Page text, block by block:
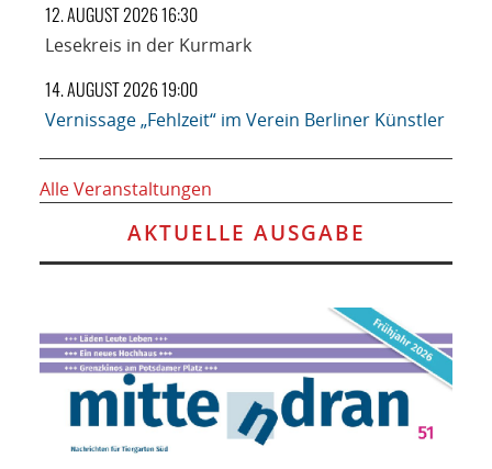
12. AUGUST 2026 16:30
Lesekreis in der Kurmark
14. AUGUST 2026 19:00
Vernissage „Fehlzeit“ im Verein Berliner Künstler
Alle Veranstaltungen
AKTUELLE AUSGABE